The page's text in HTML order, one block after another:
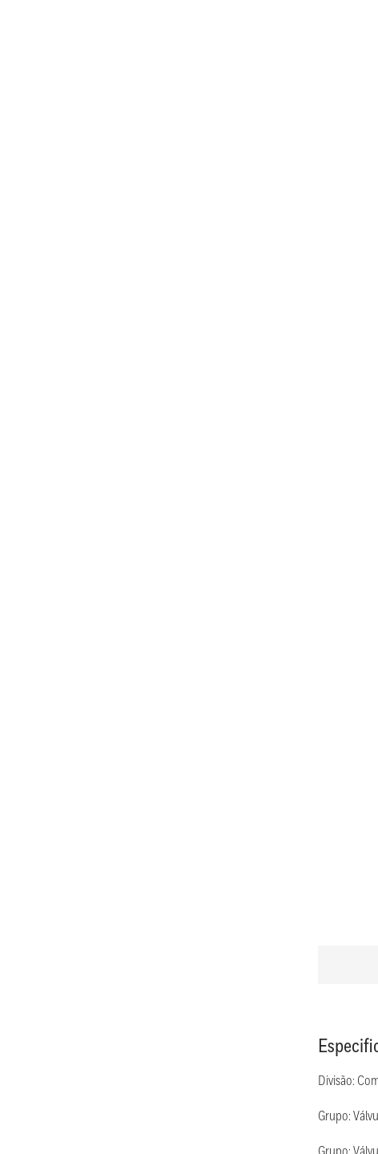
Divisão:
Grupo: